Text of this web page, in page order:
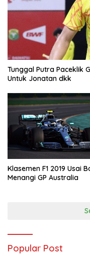
Tunggal Putra Paceklik
Untuk Jonatan dkk
Klasemen F1 2019 Usai
Menangi GP Australia
Popular Post